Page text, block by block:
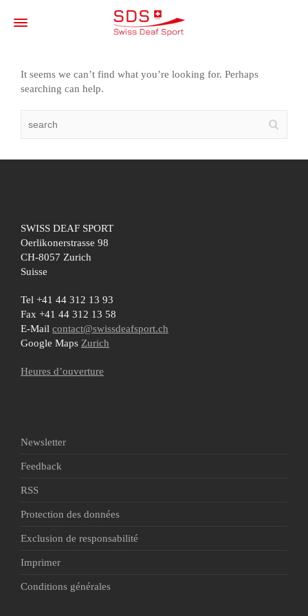
It seems we can’t find what you’re looking for. Perhaps
searching can help.
SWISS DEAF SPORT
Oerlikonerstrasse 98
CH-8057 Zurich
Suisse
Tel +41 44 312 13 93
Fax +41 44 312 13 58
E-Mail contact@swissdeafsport.ch
Google Maps Zurich
Heures d’ouverture
Newsletter
Feedback
RSS
Protection des données
Exclusion de responsabilité
Imprimer
Conditions générales